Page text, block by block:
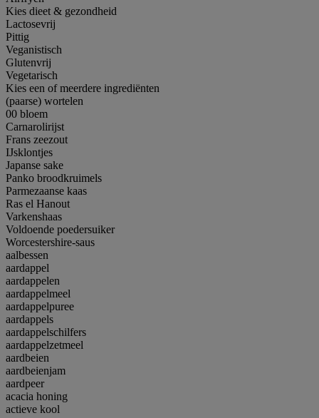
Kies dieet & gezondheid
Lactosevrij
Pittig
Veganistisch
Glutenvrij
Vegetarisch
Kies een of meerdere ingrediënten
(paarse) wortelen
00 bloem
Carnarolirijst
Frans zeezout
IJsklontjes
Japanse sake
Panko broodkruimels
Parmezaanse kaas
Ras el Hanout
Varkenshaas
Voldoende poedersuiker
Worcestershire-saus
aalbessen
aardappel
aardappelen
aardappelmeel
aardappelpuree
aardappels
aardappelschilfers
aardappelzetmeel
aardbeien
aardbeienjam
aardpeer
acacia honing
actieve kool